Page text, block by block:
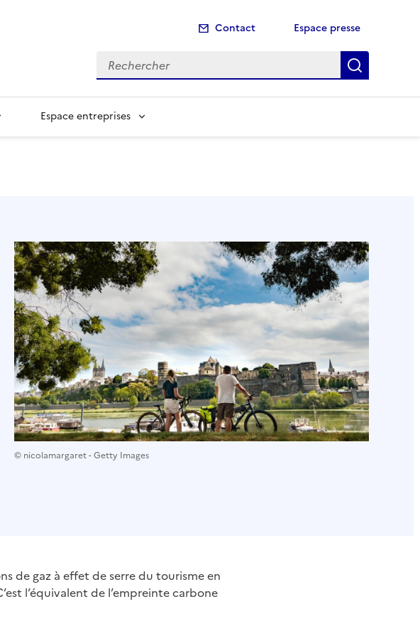
Contact Espace presse
Rechercher
Espace entreprises
© nicolamargaret - Getty Images
de gaz à effet de serre du tourisme en
l’équivalent de l’empreinte carbone